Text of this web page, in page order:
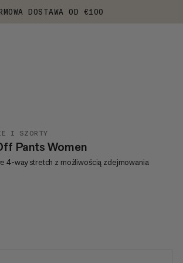
DOSTAWA OD €100
I SZORTY
Pants Women
4-way stretch z możliwością zdejmowania